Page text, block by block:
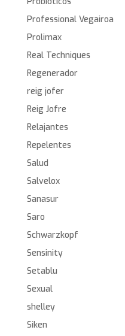
Professional Vegairoa
Prolimax
Real Techniques
Regenerador
reig jofer
Reig Jofre
Relajantes
Repelentes
Salud
Salvelox
Sanasur
Saro
Schwarzkopf
Sensinity
Setablu
Sexual
shelley
Siken